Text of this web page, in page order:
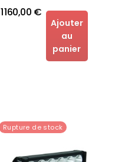
1 160,00 €
Ajouter
au
panier
Rupture de stock